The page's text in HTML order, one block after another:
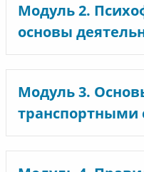
Модуль 2.
основы
Модуль 3.
транспортными